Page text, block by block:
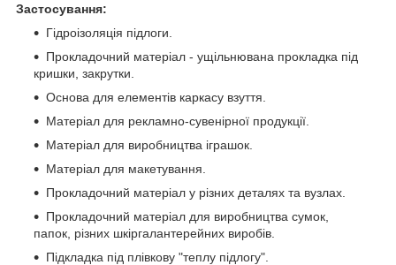
Застосування:
Гідроізоляція підлоги.
Прокладочний матеріал - ущільнювана прокладка під
кришки, закрутки.
Основа для елементів каркасу взуття.
Матеріал для рекламно-сувенірної продукції.
Матеріал для виробництва іграшок.
Матеріал для макетування.
Прокладочний матеріал у різних деталях та вузлах.
Прокладочний матеріал для виробництва сумок,
папок, різних шкіргалантерейних виробів.
Підкладка під плівкову "теплу підлогу".